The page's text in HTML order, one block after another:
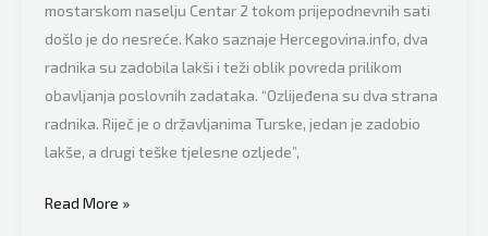
mostarskom naselju Centar 2 tokom prijepodnevnih sati
došlo je do nesreće. Kako saznaje Hercegovina.info, dva
radnika su zadobila lakši i teži oblik povreda prilikom
obavljanja poslovnih zadataka. “Ozlijeđena su dva strana
radnika. Riječ je o drẓ̌avljanima Turske, jedan je zadobio
lakše, a drugi teške tjelesne ozljede”,
Teška
Read More »